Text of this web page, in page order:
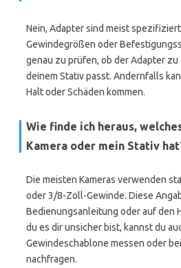
Nein, Adapter sind meist
Gewindegrößen oder
genau zu prüfen, ob der Adapter zu
deinem Stativ passt. Andernfalls
Halt oder Schäden kommen.
Wie finde ich heraus,
Kamera oder mein Stativ
Die meisten Kameras verwenden
oder 3/8-Zoll-Gewinde. Diese
Bedienungsanleitung oder auf den
du es dir unsicher bist, kannst du
Gewindeschablone messen oder
nachfragen.